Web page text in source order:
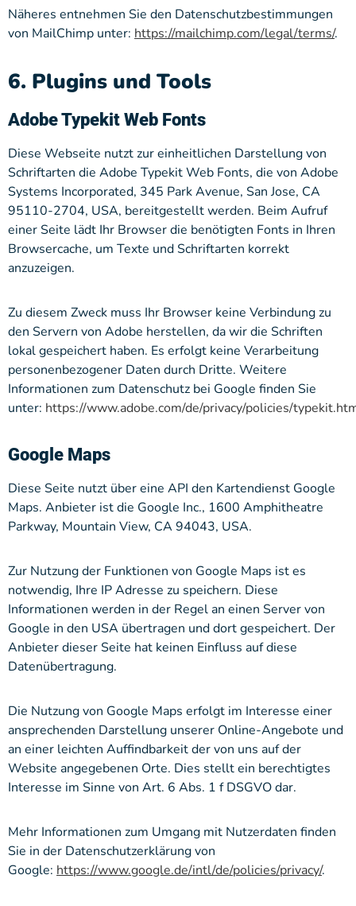
Näheres entnehmen Sie den Datenschutzbestimmungen
von MailChimp unter: https://mailchimp.com/legal/terms/.
6. Plugins und Tools
Adobe Typekit Web Fonts
Diese Webseite nutzt zur einheitlichen Darstellung von
Schriftarten die Adobe Typekit Web Fonts, die von Adobe
Systems Incorporated, 345 Park Avenue, San Jose, CA
95110-2704, USA, bereitgestellt werden. Beim Aufruf
einer Seite lädt Ihr Browser die benötigten Fonts in Ihren
Browsercache, um Texte und Schriftarten korrekt
anzuzeigen.
Zu diesem Zweck muss Ihr Browser keine Verbindung zu
den Servern von Adobe herstellen, da wir die Schriften
lokal gespeichert haben. Es erfolgt keine Verarbeitung
personenbezogener Daten durch Dritte. Weitere
Informationen zum Datenschutz bei Google finden Sie
unter: https://www.adobe.com/de/privacy/policies/
Google Maps
Diese Seite nutzt über eine API den Kartendienst Google
Maps. Anbieter ist die Google Inc., 1600 Amphitheatre
Parkway, Mountain View, CA 94043, USA.
Zur Nutzung der Funktionen von Google Maps ist es
notwendig, Ihre IP Adresse zu speichern. Diese
Informationen werden in der Regel an einen Server von
Google in den USA übertragen und dort gespeichert. Der
Anbieter dieser Seite hat keinen Einfluss auf diese
Datenübertragung.
Die Nutzung von Google Maps erfolgt im Interesse einer
ansprechenden Darstellung unserer Online-Angebote und
an einer leichten Auffindbarkeit der von uns auf der
Website angegebenen Orte. Dies stellt ein berechtigtes
Interesse im Sinne von Art. 6 Abs. 1 f DSGVO dar.
Mehr Informationen zum Umgang mit Nutzerdaten finden
Sie in der Datenschutzerklärung von
Google: https://www.google.de/intl/de/policies/privacy/.